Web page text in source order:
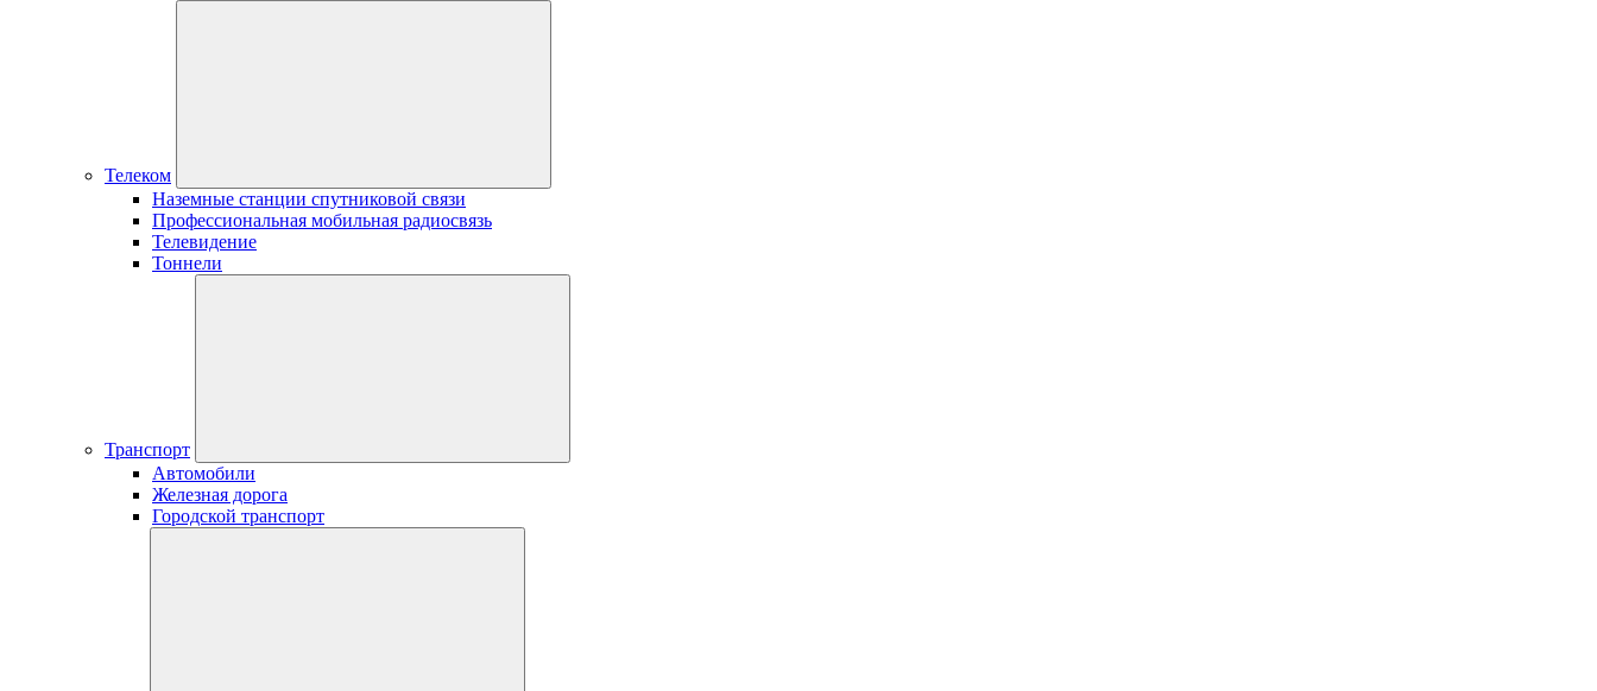
Телеком
Наземные станции спутниковой связи
Профессиональная мобильная радиосвязь
Телевидение
Тоннели
Транспорт
Автомобили
Железная дорога
Городской транспорт